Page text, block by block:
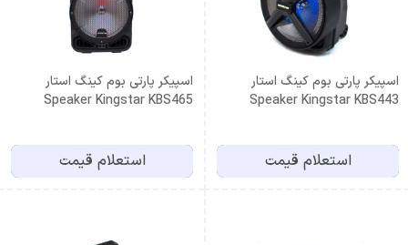
اسپیکر پارتی بوم کینگ استار
Speaker Kingstar KBS443
استعلام قیمت
اسپیکر پارتی بوم کینگ استار
Speaker Kingstar KBS465
استعلام قیمت